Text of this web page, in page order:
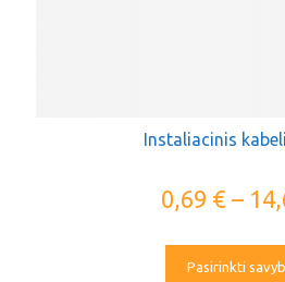
Instaliacinis
0,69 €–
Pasirinkti